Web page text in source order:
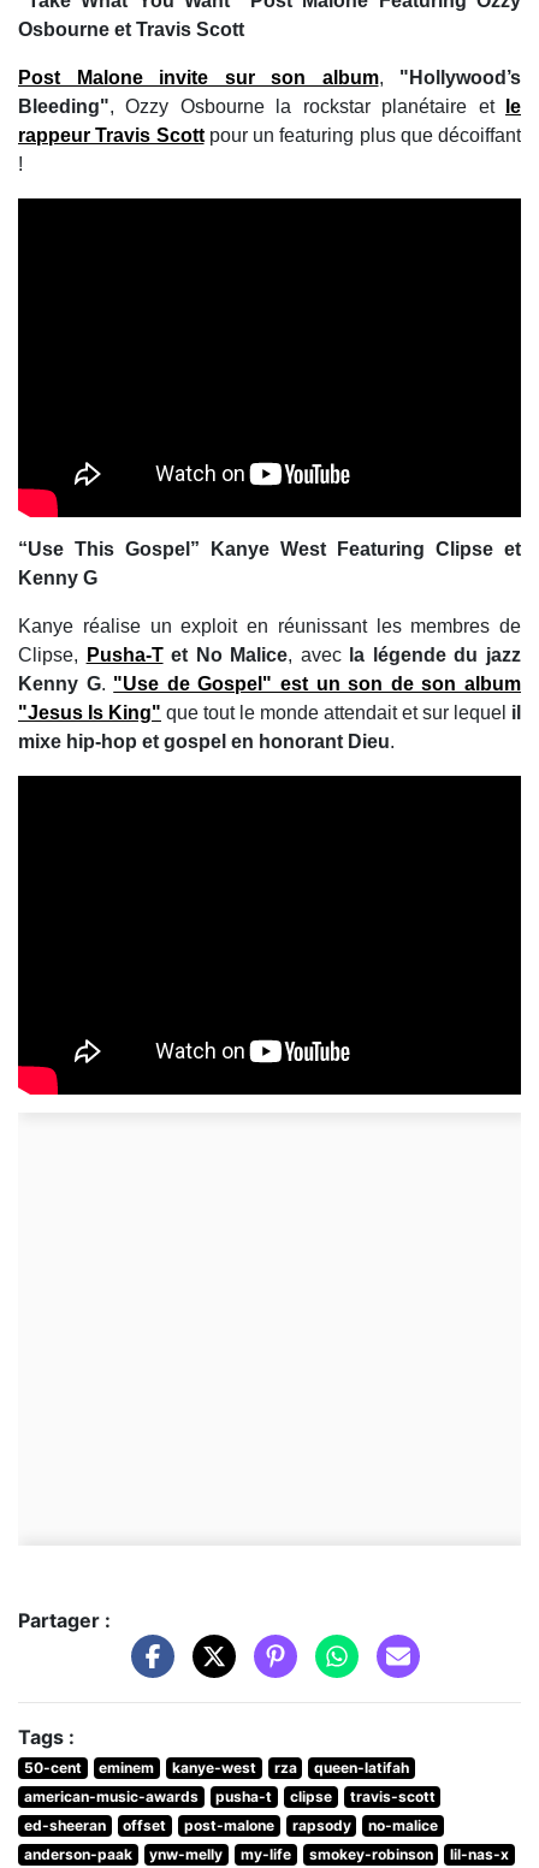
Osbourne et Travis Scott
Post Malone invite sur son album, "Hollywood’s
Bleeding", Ozzy Osbourne la rockstar planétaire et
le
rappeur Travis Scottpour un featuring plus que décoiffant
!
“Use This Gospel” Kanye West Featuring Clipse et
Kenny G
Kanye réalise un exploit en réunissant les membres de
Clipse,
Pusha-Tet No Malice, avec la légende du jazz
Kenny G. "Use de Gospel" est un son de son album
"Jesus Is King" que tout le monde attendait et sur lequel il
mixe hip-hop et gospel en honorant Dieu.
Partager :
Tags :
50-cent eminem kanye-west rza
queen-latifah
american-music-awards
pusha-t clipse
travis-scott
ed-sheeran
offset post-malone rapsody
no-malice
anderson-paak
ynw-melly my-life smokey-robinson
lil-nas-x